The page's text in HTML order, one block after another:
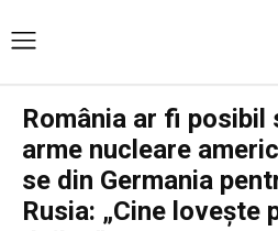
România ar fi posibil
arme nucleare
se din Germania
Rusia: „Cine lovește